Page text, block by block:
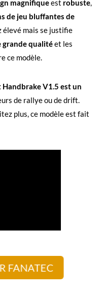
magnifiqueest robuste,
de jeu bluffantes de
élevé mais se justifie
grande qualitéet les
ce modèle.
Handbrake V1.5 est un
de rallye ou de drift.
plus, ce modèle est fait
FANATEC